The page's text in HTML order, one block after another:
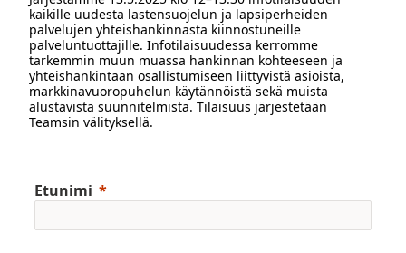
kaikille uudesta lastensuojelun ja lapsiperheiden
palvelujen yhteishankinnasta kiinnostuneille
palveluntuottajille. Infotilaisuudessa kerromme
tarkemmin muun muassa hankinnan kohteeseen ja
yhteishankintaan osallistumiseen liittyvistä asioista,
markkinavuoropuhelun käytännöistä sekä muista
alustavista suunnitelmista. Tilaisuus järjestetään
Teamsin välityksellä.
Etunimi